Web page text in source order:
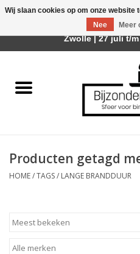
Räder Design Stories
Geurkaarsen
Producten getagd
HOME/TAGS/ LANGE BRANDDUUR
Wij slaan cookies op om onze website
Nee
Meer
Afhalen is mogelijk bij mijn
Zwolle | 27 juli t/m